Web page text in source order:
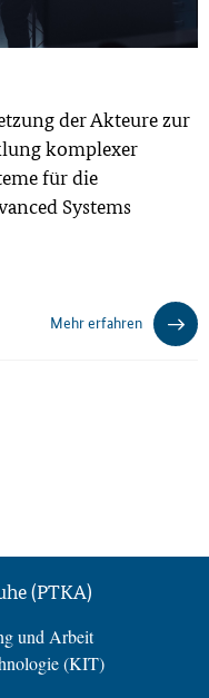
der Akteure zur
komplexer
für die
Systems
Mehr erfahren
(PTKA)
und Arbeit
(KIT)